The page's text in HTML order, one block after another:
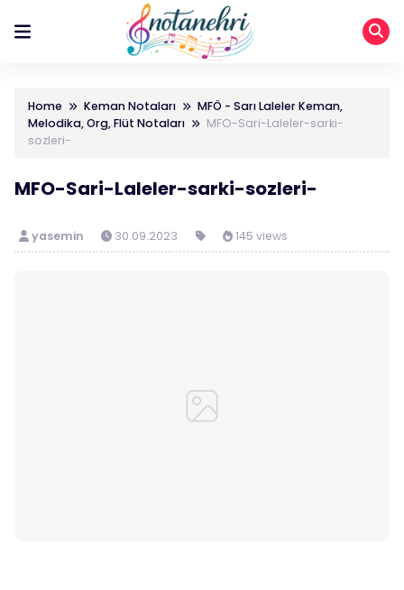
Home Keman Notaları
MFÖ - Sarı Laleler Keman,
Melodika, Org, Flüt Notaları
MFO-Sari-Laleler-sarki-
sozleri-
MFO-Sari-Laleler-sarki-sozleri-
yasemin 30.09.2023 145 views